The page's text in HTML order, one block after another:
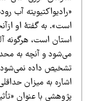
آب
است، هرگونه
و آنچه به محدودۀ
داده نمی‌شود.
به میزان حداقلی
با عنوان